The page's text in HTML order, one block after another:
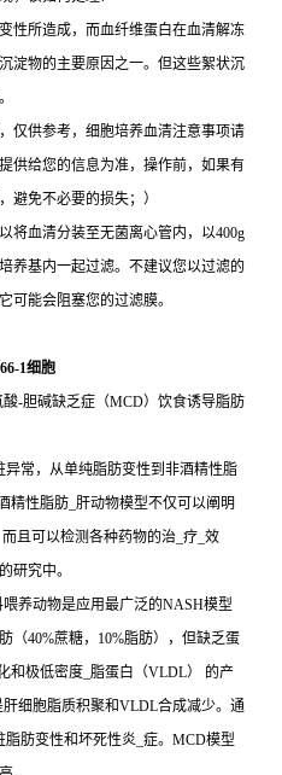
性所造成，而血纤维蛋白在血清解冻
淀物的主要原因之一。但这些絮状沉
仅供参考，细胞培养血清注意事项请
供给您的信息为准，操作前，如果有
避免不必要的损失；）
将血清分装至无菌离心管内，以400g
养基内一起过滤。不建议您以过滤的
可能会阻塞您的过滤膜。
1细胞
-胆碱缺乏症（MCD）饮食诱导脂肪
常，从单纯脂肪变性到非酒精性脂
精性脂肪_肝动物模型不仅可以阐明
且可以检测各种药物的治_疗_效
研究中。
养动物是应用最广泛的NASH模型
（40%蔗糖，10%脂肪），但缺乏蛋
和极低密度_脂蛋白（VLDL） 的产
细胞脂质积聚和VLDL合成减少。通
肪变性和坏死性炎_症。MCD模型